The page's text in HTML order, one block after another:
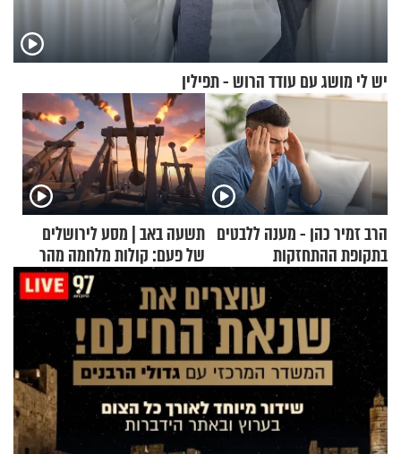
יש לי מושג עם עודד הרוש - תפילין
הרב זמיר כהן - מענה ללבטים
בתקופת ההתחזקות
תשעה באב | מסע לירושלים
של פעם: קולות מלחמה מהר
הזיתים